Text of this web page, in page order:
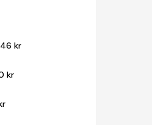
kr
kr